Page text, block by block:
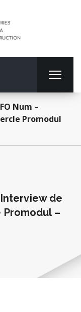
Num –
Promodul
Interview de
Promodul –